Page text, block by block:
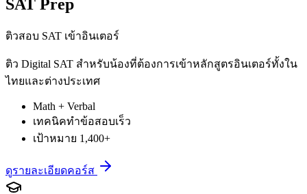
SAT Prep
ติวสอบ SAT เข้าอินเตอร์
ติว Digital SAT สำหรับน้องที่ต้องการเข้าหลักสูตรอินเตอร์ทั้งใน
ไทยและต่างประเทศ
Math + Verbal
เทคนิคทำข้อสอบเร็ว
เป้าหมาย 1,400+
ดูรายละเอียดคอร์ส